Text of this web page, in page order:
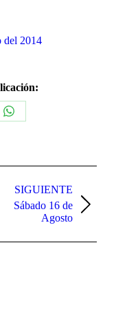
del 2014
Share
SIGUIENTE
Sábado 16 de
Agosto